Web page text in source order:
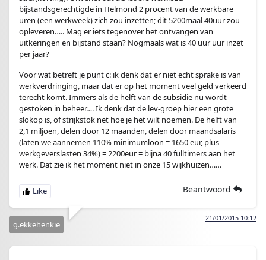
bijstandsgerechtigde in Helmond 2 procent van de werkbare
uren (een werkweek) zich zou inzetten; dit 5200maal 40uur zou
opleveren….. Mag er iets tegenover het ontvangen van
uitkeringen en bijstand staan? Nogmaals wat is 40 uur uur inzet
per jaar?
Voor wat betreft je punt c: ik denk dat er niet echt sprake is van
werkverdringing, maar dat er op het moment veel geld verkeerd
terecht komt. Immers als de helft van de subsidie nu wordt
gestoken in beheer…. Ik denk dat de lev-groep hier een grote
slokop is, of strijkstok net hoe je het wilt noemen. De helft van
2,1 miljoen, delen door 12 maanden, delen door maandsalaris
(laten we aannemen 110% minimumloon = 1650 eur, plus
werkgeverslasten 34%) = 2200eur = bijna 40 fulltimers aan het
werk. Dat zie ik het moment niet in onze 15 wijkhuizen……
Beantwoord
21/01/2015 10:12
g.ekkehenkie